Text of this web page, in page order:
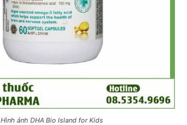
Hình ảnh DHA Bio Island for Kids